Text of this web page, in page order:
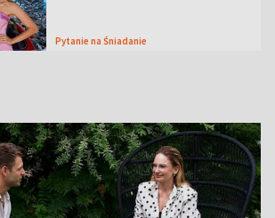
Pytanie na Śniadanie